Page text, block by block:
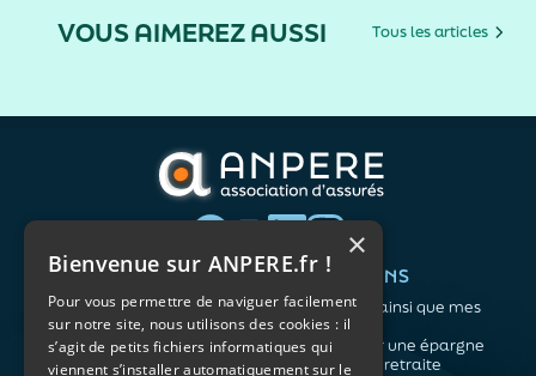
VOUS AIMEREZ AUSSI Tous les articles
QUI SOMMES-NOUS ?
L'association
Notre organisation
L’équipe
Les atouts du contrat
VOS BESOINS
Me protéger ainsi que mes
proches
Me constituer une épargne
Préparer ma retraite
×
Bienvenue sur ANPERE.fr !
Pour vous permettre de naviguer facilement
sur notre site, nous utilisons des cookies : il
s’agit de petits fichiers informatiques qui
viennent s’installer automatiquement sur le